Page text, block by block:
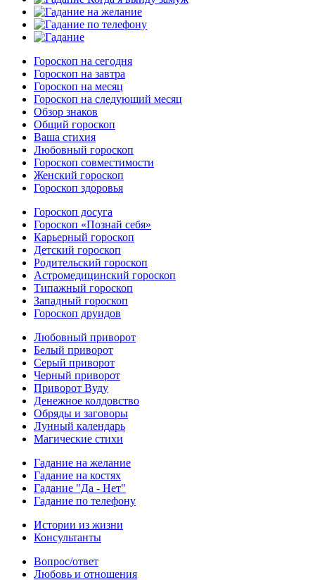
Гороскоп на сегодня
Гороскоп на завтра
Гороскоп на месяц
Гороскоп на следующий месяц
Обзор знаков
Общий гороскоп
Ваша стихия
Любовный гороскоп
Гороскоп совместимости
Женский гороскоп
Гороскоп здоровья
Гороскоп досуга
Гороскоп «Познай себя»
Карьерный гороскоп
Детский гороскоп
Родительский гороскоп
Астромедицинский гороскоп
Типажный гороскоп
Западный гороскоп
Гороскоп друидов
Любовный приворот
Белый приворот
Серый приворот
Черный приворот
Приворот Вуду
Денежное колдовство
Обряды и заговоры
Лунный календарь
Магические стихи
Гадание на желание
Гадание на костях
Гадание "Да - Нет"
Гадание по телефону
Истории из жизни
Консультанты
Вопрос/ответ
Любовь и отношения